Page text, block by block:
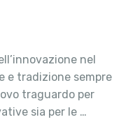
nel
e tradizione sempre
traguardo per
sia per le …